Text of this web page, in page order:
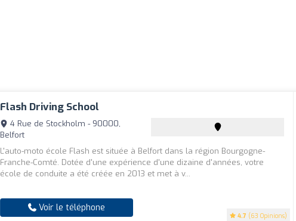
Flash Driving School
4.7 (63 Opinions)
4 Rue de Stockholm - 90000,
Belfort
L'auto-moto école Flash est située à Belfort dans la région Bourgogne-
Franche-Comté. Dotée d'une expérience d'une dizaine d'années, votre
école de conduite a été créée en 2013 et met à v...
Voir le téléphone